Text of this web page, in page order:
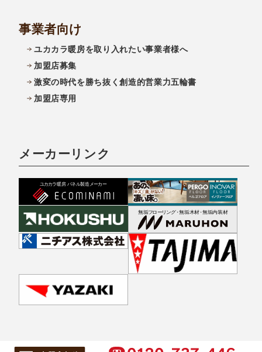
事業者向け
ユカカラ暖房を取り入れたい事業者様へ
加盟店募集
激変の時代を勝ち抜く創造的営業力五輪書
加盟店専用
メーカーリンク